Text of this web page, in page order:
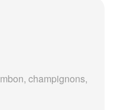
champignons,